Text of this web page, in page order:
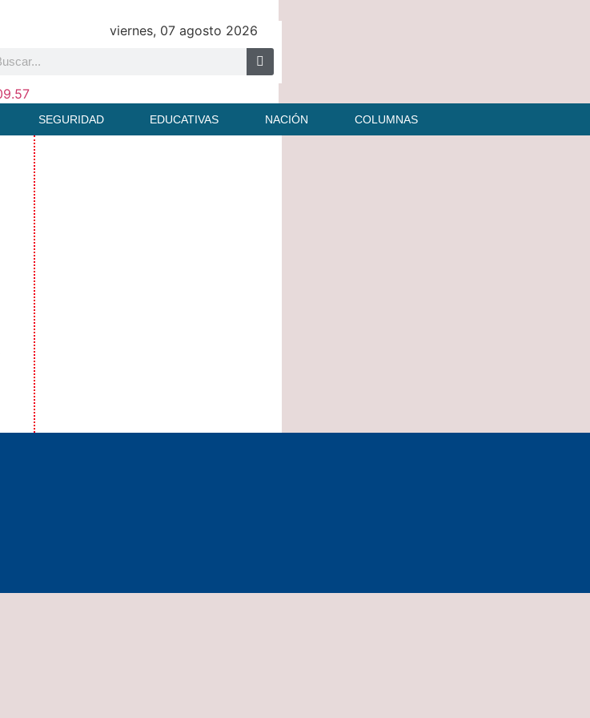
viernes, 07 agosto 2026
SEGURIDAD EDUCATIVAS NACIÓN COLUMNAS